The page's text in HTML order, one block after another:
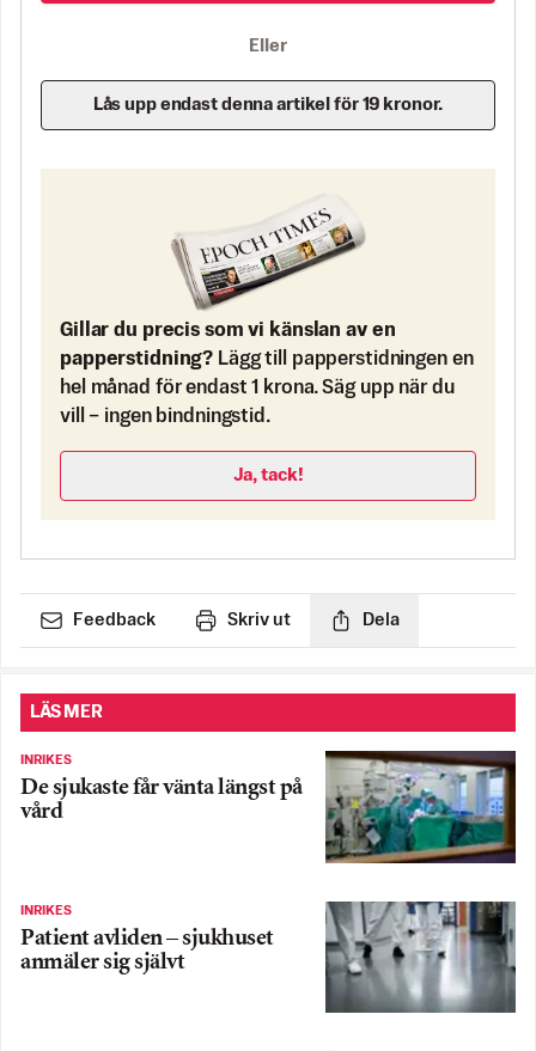
Eller
Lås upp endast denna artikel för 19 kronor.
Gillar du precis som vi känslan av en
papperstidning? Lägg till papperstidningen en
hel månad för endast 1 krona. Säg upp när du
vill – ingen bindningstid.
Ja, tack!
Feedback Skriv ut Dela
LÄS MER
INRIKES
De sjukaste får vänta längst på
vård
INRIKES
Patient avliden – sjukhuset
anmäler sig självt